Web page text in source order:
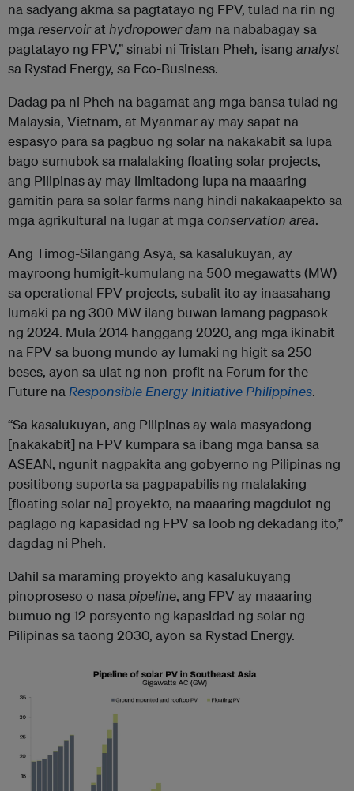
na sadyang akma sa pagtatayo ng FPV, tulad na rin ng
mgareservoirat hydropower dam na nababagay sa
pagtatayo ng FPV,” sinabi ni Tristan Pheh, isang analyst
sa Rystad Energy, sa Eco-Business.
Dadag pa ni Pheh na bagamat ang mga bansa tulad ng
Malaysia, Vietnam, at Myanmar ay may sapat na
espasyo para sa pagbuo ng solar na nakakabit sa lupa
bago sumubok sa malalaking floating solar projects,
ang Pilipinas ay may limitadong lupa na maaaring
gamitin para sa solar farms nang hindi nakakaapekto sa
mga agrikultural na lugar at mgaconservation area.
Ang Timog-Silangang Asya, sa kasalukuyan, ay
mayroong humigit-kumulang na 500 megawatts (MW)
sa operational FPV projects, subalit ito ay inaasahang
lumaki pa ng 300 MW ilang buwan lamang pagpasok
ng 2024. Mula 2014 hanggang 2020, ang mga ikinabit
na FPV sa buong mundo ay lumaki ng higit sa 250
beses, ayon sa ulat ng non-profit na Forum for the
Future naResponsible Energy Initiative Philippines.
“Sa kasalukuyan, ang Pilipinas ay wala masyadong
[nakakabit] na FPV kumpara sa ibang mga bansa sa
ASEAN, ngunit nagpakita ang gobyerno ng Pilipinas ng
positibong suporta sa pagpapabilis ng malalaking
[floating solar na] proyekto, na maaaring magdulot ng
paglago ng kapasidad ng FPV sa loob ng dekadang ito,”
dagdag ni Pheh.
Dahil sa maraming proyekto ang kasalukuyang
pinoproseso o nasapipeline, ang FPV ay maaaring
bumuo ng 12 porsyento ng kapasidad ng solar ng
Pilipinas sa taong 2030, ayon sa Rystad Energy.